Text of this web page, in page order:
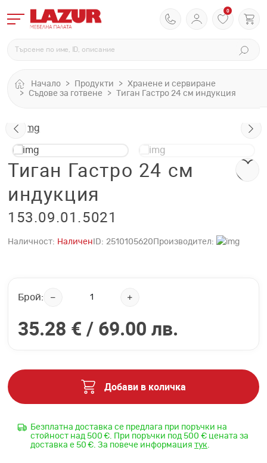
0
Начало Продукти
Хранене и сервиране
Съдове за готвене
Тиган Гастро 24 см индукция
Тиган Гастро 24 см
индукция
153.09.01.5021
Наличност: Наличен ID: 2510105620 Производител:
Брой:
35.28 € / 69.00 лв.
Добави в количка
Безплатна доставка се предлага при поръчки на
стойност над 500 €. При поръчки под 500 € цената за
доставка е 50 €. За повече информация тук.